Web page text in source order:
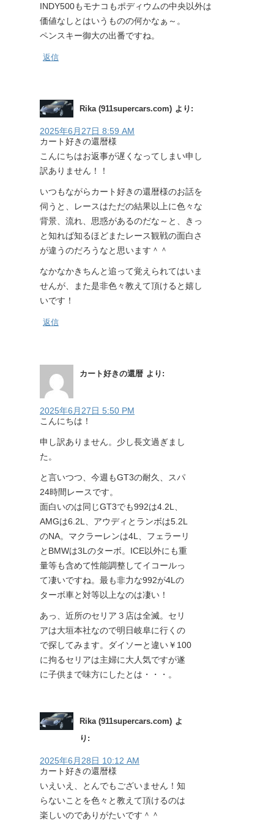
INDY500もモナコもポディウムの中央以外は
価値なしとはいうものの何かなぁ～。
ペンスキー御大の出番ですね。
返信
Rika (911supercars.com) より:
2025年6月27日 8:59 AM
カート好きの還暦様
こんにちはお返事が遅くなってしまい申し
訳ありません！！
いつもながらカート好きの還暦様のお話を
伺うと、レースはただの結果以上に色々な
背景、流れ、思惑があるのだな～と、きっ
と知れば知るほどまたレース観戦の面白さ
が違うのだろうなと思います＾＾
なかなかきちんと追って覚えられてはいま
せんが、また是非色々教えて頂けると嬉し
いです！
返信
カート好きの還暦 より:
2025年6月27日 5:50 PM
こんにちは！
申し訳ありません。少し長文過ぎまし
た。
と言いつつ、今週もGT3の耐久、スパ
24時間レースです。
面白いのは同じGT3でも992は4.2L、
AMGは6.2L、アウディとランボは5.2L
のNA。マクラーレンは4L、フェラーリ
とBMWは3Lのターボ。ICE以外にも重
量等も含めて性能調整してイコールっ
て凄いですね。最も非力な992が4Lの
ターボ車と対等以上なのは凄い！
あっ、近所のセリア３店は全滅。セリ
アは大垣本社なので明日岐阜に行くの
で探してみます。ダイソーと違い￥100
に拘るセリアは主婦に大人気ですが遂
に子供まで味方にしたとは・・・。
Rika (911supercars.com) よ
り:
2025年6月28日 10:12 AM
カート好きの還暦様
いえいえ、とんでもございません！知
らないことを色々と教えて頂けるのは
楽しいのでありがたいです＾＾